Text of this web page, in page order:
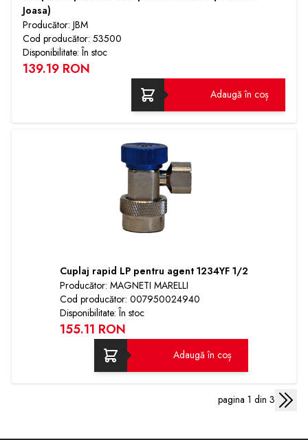
Joasa)
Producător: JBM
Cod producător: 53500
Disponibilitate: În stoc
139.19 RON
Adaugă în coș
Cuplaj rapid LP pentru agent 1234YF 1/2
Producător: MAGNETI MARELLI
Cod producător: 007950024940
Disponibilitate: În stoc
155.11 RON
Adaugă în coș
pagina 1 din 3